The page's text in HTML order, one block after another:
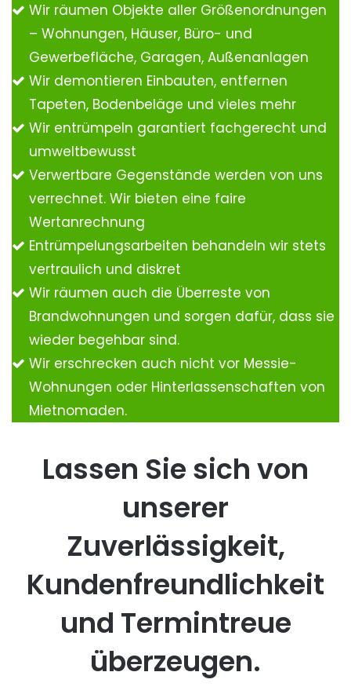
Wir räumen Objekte aller Größenordnungen
– Wohnungen, Häuser, Büro- und
Gewerbefläche, Garagen, Außenanlagen
Wir demontieren Einbauten, entfernen
Tapeten, Bodenbeläge und vieles mehr
Wir entrümpeln garantiert fachgerecht und
umweltbewusst
Verwertbare Gegenstände werden von uns
verrechnet. Wir bieten eine faire
Wertanrechnung
Entrümpelungsarbeiten behandeln wir stets
vertraulich und diskret
Wir räumen auch die Überreste von
Brandwohnungen und sorgen dafür, dass sie
wieder begehbar sind.
Wir erschrecken auch nicht vor Messie-
Wohnungen oder Hinterlassenschaften von
Mietnomaden.
Lassen Sie sich von
unserer
Zuverlässigkeit,
Kundenfreundlichkeit
und Termintreue
überzeugen.